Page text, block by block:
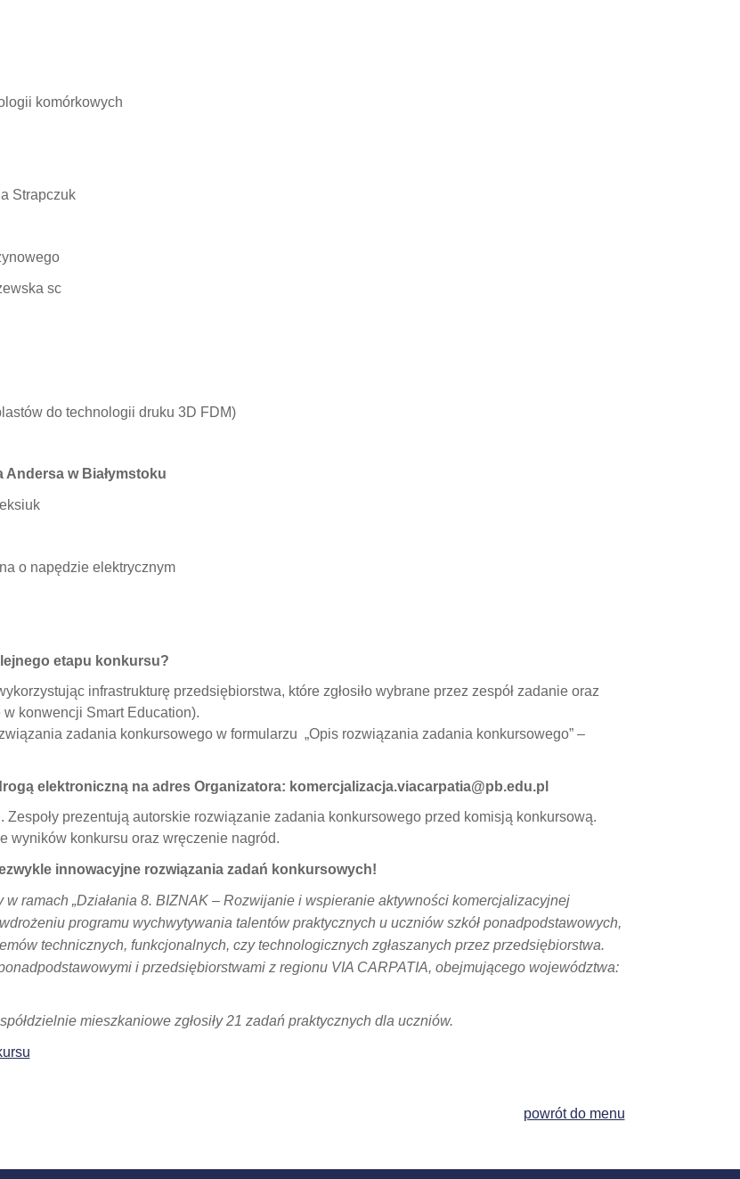
komórkowych
Strapczuk
sc
do technologii druku 3D FDM)
Andersa w Białymstoku
o napędzie elektrycznym
etapu konkursu?
infrastrukturę przedsiębiorstwa, które zgłosiło wybrane przez zespół zadanie oraz
konwencji Smart Education).
zadania konkursowego w formularzu „Opis rozwiązania zadania konkursowego” –
elektroniczną na adres Organizatora: komercjalizacja.viacarpatia@pb.edu.pl
Zespoły prezentują autorskie rozwiązanie zadania konkursowego przed komisją konkursową.
wyników konkursu oraz wręczenie nagród.
innowacyjne rozwiązania zadań konkursowych!
ramach „Działania 8. BIZNAK – Rozwijanie i wspieranie aktywności komercjalizacyjnej
programu wychwytywania talentów praktycznych u uczniów szkół ponadpodstawowych,
technicznych, funkcjonalnych, czy technologicznych zgłaszanych przez przedsiębiorstwa.
i przedsiębiorstwami z regionu VIA CARPATIA, obejmującego województwa:
mieszkaniowe zgłosiły 21 zadań praktycznych dla uczniów.
powrót do menu